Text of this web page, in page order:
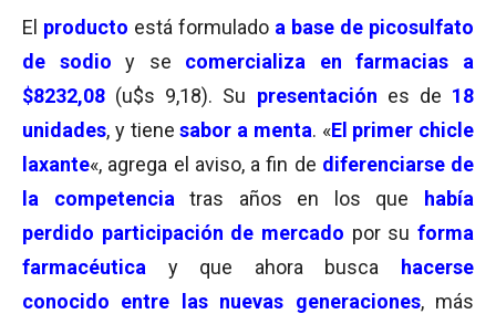
El producto está formulado a base de picosulfato
de sodio y se comercializa en farmacias a
$8232,08 (u$s 9,18). Su presentación es de 18
unidades, y tiene sabor a menta. «El primer chicle
laxante«, agrega el aviso, a fin de diferenciarse de
la competencia tras años en los que
había
perdido participación de mercado por suforma
farmacéutica y que ahora busca
hacerse
conocido entre las nuevas generaciones, más